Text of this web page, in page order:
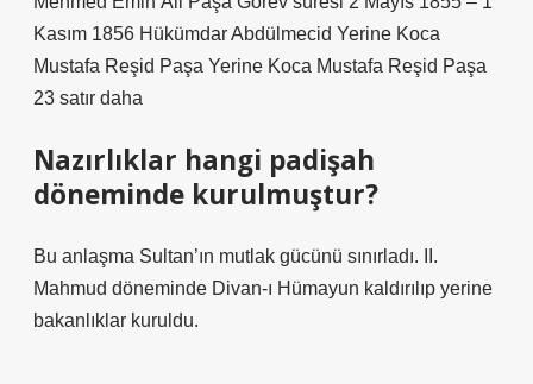
Kasım 1856 Hükümdar Abdülmecid Yerine Koca
Mustafa Reşid Paşa Yerine Koca Mustafa Reşid Paşa
23 satır daha
Nazırlıklar hangi padişah
döneminde kurulmuştur?
Bu anlaşma Sultan’ın mutlak gücünü sınırladı. II.
Mahmud döneminde Divan-ı Hümayun kaldırılıp yerine
bakanlıklar kuruldu.